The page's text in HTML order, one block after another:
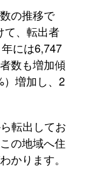
の推移で
て、転出者
には6,747
数も増加傾
）増加し、2
転出してお
の地域へ住
かります。